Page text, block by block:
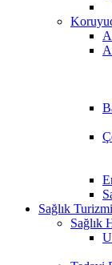
Sağlık Turizmi
Sağlık